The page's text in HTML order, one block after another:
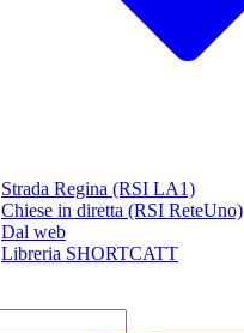
Strada Regina (RSI LA1)
Chiese in diretta (RSI ReteUno)
Dal web
Libreria SHORTCATT